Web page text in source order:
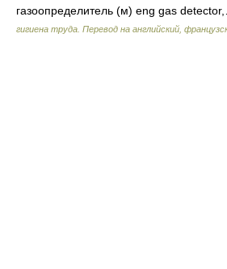
газоопределитель (м) eng gas
гигиена труда. Перевод на английский,